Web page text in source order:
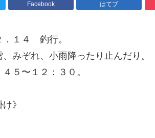
Facebook はてブ
．１４ 釣行。
みぞれ、小雨降ったり止んだり。
５〜１２：３０。
》